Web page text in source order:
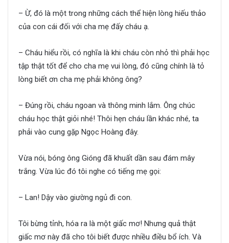
– Ừ, đó là một trong những cách thể hiện lòng hiếu thảo
của con cái đối với cha mẹ đấy cháu ạ.
– Cháu hiểu rồi, có nghĩa là khi cháu còn nhỏ thì phải học
tập thật tốt để cho cha mẹ vui lòng, đó cũng chính là tỏ
lòng biết ơn cha mẹ phải không ông?
– Đúng rồi, cháu ngoan và thông minh lắm. Ông chúc
cháu học thật giỏi nhé! Thôi hẹn cháu lần khác nhé, ta
phải vào cung gặp Ngọc Hoàng đây.
Vừa nói, bóng ông Gióng đã khuất dần sau đám mây
trắng. Vừa lúc đó tôi nghe có tiếng mẹ gọi:
– Lan! Dậy vào giường ngủ đi con.
Tôi bừng tỉnh, hóa ra là một giấc mơ! Nhưng quả thật
giấc mơ này đã cho tôi biết được nhiều điều bổ ích. Và